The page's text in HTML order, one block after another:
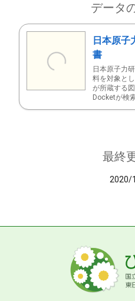
データ
日本原子
書
日本原子力
料を対象と
が所蔵する図
Docketが検
最終
2020/